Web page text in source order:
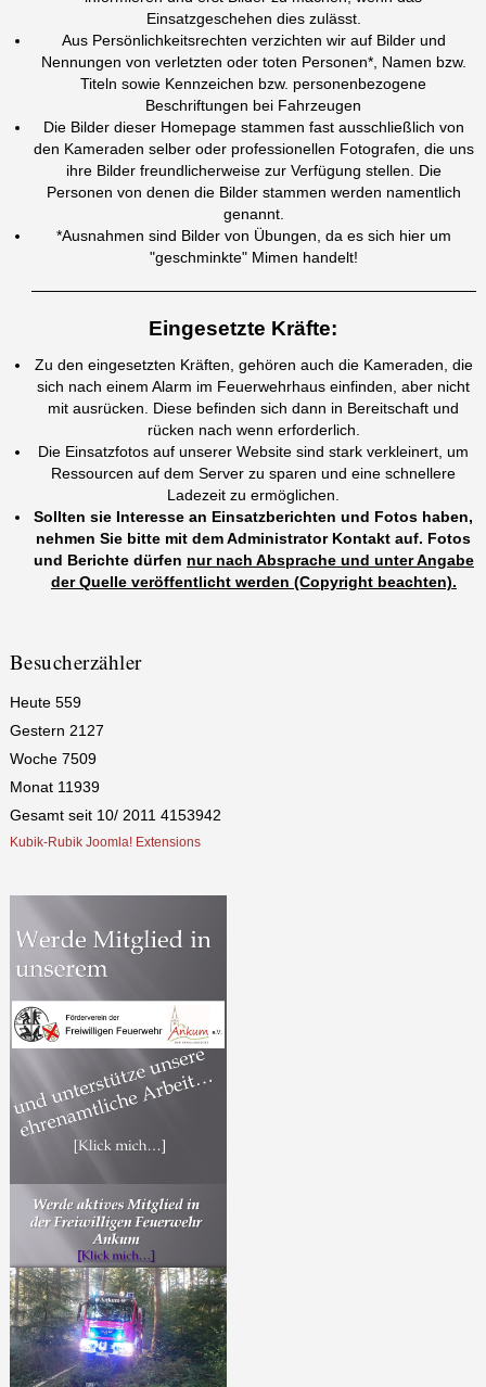
Einsatzgeschehen dies zulässt.
Aus Persönlichkeitsrechten verzichten wir auf Bilder und
Nennungen von verletzten oder toten Personen*, Namen bzw.
Titeln sowie Kennzeichen bzw. personenbezogene
Beschriftungen bei Fahrzeugen
Die Bilder dieser Homepage stammen fast ausschließlich von
den Kameraden selber oder professionellen Fotografen, die uns
ihre Bilder freundlicherweise zur Verfügung stellen. Die
Personen von denen die Bilder stammen werden namentlich
genannt.
*Ausnahmen sind Bilder von Übungen, da es sich hier um
"geschminkte" Mimen handelt!
Eingesetzte Kräfte:
Zu den eingesetzten Kräften, gehören auch die Kameraden, die
sich nach einem Alarm im Feuerwehrhaus einfinden, aber nicht
mit ausrücken. Diese befinden sich dann in Bereitschaft und
rücken nach wenn erforderlich.
Die Einsatzfotos auf unserer Website sind stark verkleinert, um
Ressourcen auf dem Server zu sparen und eine schnellere
Ladezeit zu ermöglichen.
Sollten sie Interesse an Einsatzberichten und Fotos haben,
nehmen Sie bitte mit dem Administrator Kontakt auf. Fotos
und Berichte dürfen nur nach Absprache und unter Angabe
der Quelle veröffentlicht werden (Copyright beachten).
Besucherzähler
Heute 559
Gestern 2127
Woche 7509
Monat 11939
Gesamt seit 10/ 2011 4153942
Kubik-Rubik Joomla! Extensions